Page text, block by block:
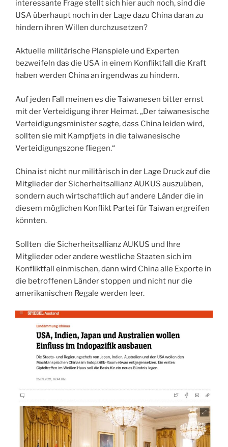
interessante Frage stellt sich hier auch noch, sind die
USA überhaupt noch in der Lage dazu China daran zu
hindern ihren Willen durchzusetzen?
Aktuelle militärische Planspiele und Experten
bezweifeln das die USA in einem Konfliktfall die Kraft
haben werden China an irgendwas zu hindern.
Auf jeden Fall meinen es die Taiwanesen bitter ernst
mit der Verteidigung ihrer Heimat. „Der taiwanesische
Verteidigungsminister sagte, dass China leiden wird,
sollten sie mit Kampfjets in die taiwanesische
Verteidigungszone fliegen.“
China ist nicht nur militärisch in der Lage Druck auf die
Mitglieder der Sicherheitsallianz AUKUS auszuüben,
sondern auch wirtschaftlich auf andere Länder die in
diesem möglichen Konflikt Partei für Taiwan ergreifen
könnten.
Sollten die Sicherheitsallianz AUKUS und Ihre
Mitglieder oder andere westliche Staaten sich im
Konfliktfall einmischen, dann wird China alle Exporte in
die betroffenen Länder stoppen und nicht nur die
amerikanischen Regale werden leer.